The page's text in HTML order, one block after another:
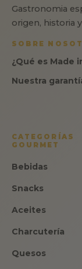
Gastronomia
origen, historia
SOBRE
¿Qué es Made
Nuestra
CATEGORÍAS
GOURMET
Bebidas
Snacks
Aceites
Charcutería
Quesos